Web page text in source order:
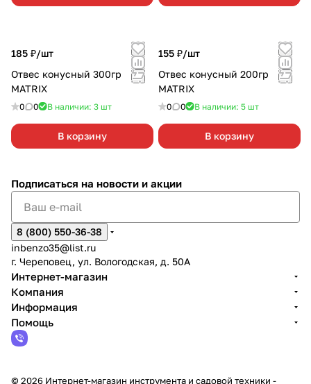
185 ₽/шт
Отвес конусный 300гр
MATRIX
0 0 В наличии: 3 шт
В корзину
155 ₽/шт
Отвес конусный 200гр
MATRIX
0 0 В наличии: 5 шт
В корзину
Подписаться на новости и акции
8 (800) 550-36-38
inbenzo35@list.ru
г. Череповец, ул. Вологодская, д. 50А
Интернет-магазин
Компания
Информация
Помощь
© 2026 Интернет-магазин инструмента и садовой техники -